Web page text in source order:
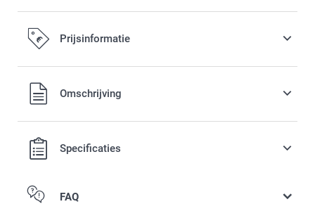
Prijsinformatie
Alle prijzen zijn in EURO (€) inclusief BTW en exclusief
verzendkosten.Omschrijving
Specificaties
FAQ